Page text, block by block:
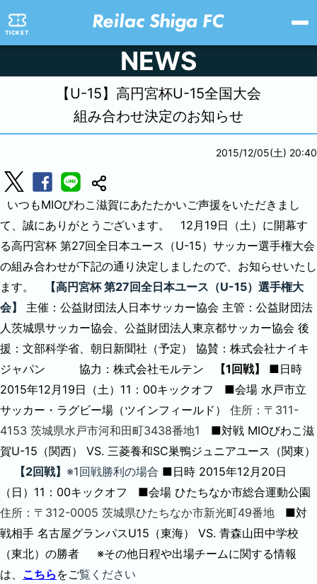
TICKET
NEWS
【U-15】高円宮杯U-15全国大会
組み合わせ決定のお知らせ
2015/12/05(土) 20:40
いつもMIOびわこ滋賀にあたたかいご声援をいただきまし
て、誠にありがとうございます。
12月19日（土）に開幕す
る高円宮杯 第27回全日本ユース（U-15）サッカー選手権大会
の組み合わせが下記の通り決定しましたので、お知らせいたし
ます。
【高円宮杯 第27回全日本ユース（U-15）選手権大
会】
主催：公益財団法人日本サッカー協会 主管：公益財団法
人茨城県サッカー協会、公益財団法人東京都サッカー協会 後
援：文部科学省、朝日新聞社（予定）
協賛：株式会社ナイキ
ジャパン 協力：株式会社モルテン 【1回戦】
■日時
2015年12月19日（土）11：00キックオフ
■会場 水戸市立
サッカー・ラグビー場（ツインフィールド）
住所：〒311-
4153 茨城県水戸市河和田町3438番地1
■対戦 MIOびわこ滋
賀U-15（関西） VS. 三菱養和SC巣鴨ジュニアユース（関東）
【2回戦】 ※1回戦勝利の場合 ■日時 2015年12月20日
（日）11：00キックオフ
■会場 ひたちなか市総合運動公園
住所：〒312-0005 茨城県ひたちなか市新光町49番地
■対
戦相手 名古屋グランパスU15（東海） VS. 青森山田中学校
（東北）の勝者
※その他日程や出場チームに関する情報
は、 こちら をご覧ください